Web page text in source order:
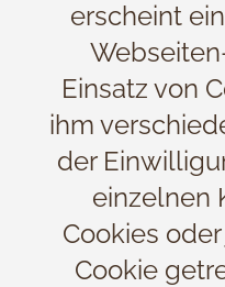
erscheint
Einsatz von
ihm
der
einzelnen
Cookies
Cookie